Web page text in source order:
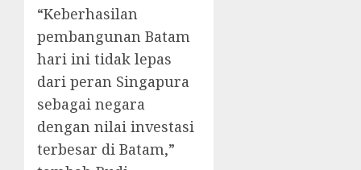
“Keberhasilan
pembangunan Batam
hari ini tidak lepas
dari peran Singapura
sebagai negara
dengan nilai investasi
terbesar di Batam,”